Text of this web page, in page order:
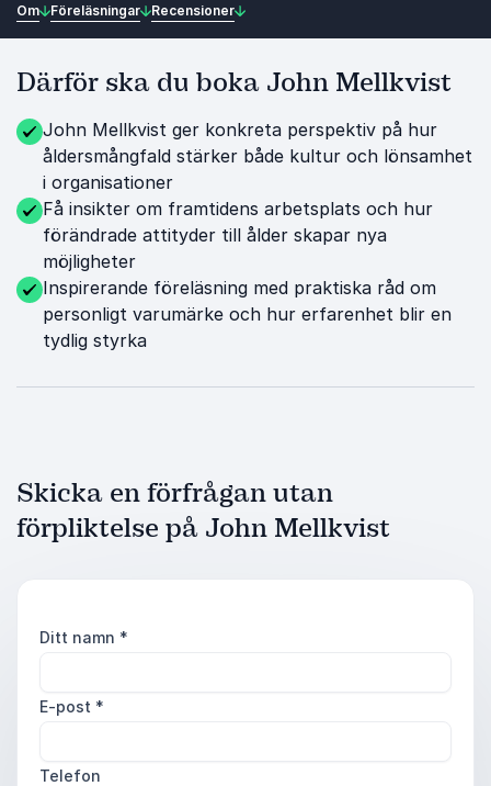
Om Föreläsningar Recensioner
Därför ska du boka John Mellkvist
John Mellkvist ger konkreta perspektiv på hur
åldersmångfald stärker både kultur och lönsamhet
i organisationer
Få insikter om framtidens arbetsplats och hur
förändrade attityder till ålder skapar nya
möjligheter
Inspirerande föreläsning med praktiska råd om
personligt varumärke och hur erfarenhet blir en
tydlig styrka
Skicka en förfrågan utan
förpliktelse på John Mellkvist
Ditt namn *
E-post *
Telefon